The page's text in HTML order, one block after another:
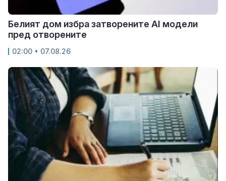
Белият дом избра затворените AI модели
пред отворените
02:00 • 07.08.26